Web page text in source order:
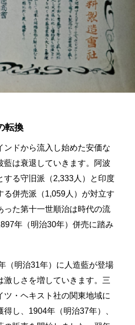
転換
ンドから流入し始めた安価な
藍は衰退していきます。阿波
する守旧派（2,333人）と印度
る併売派（1,059人）が対立す
った第十一世順治は時代の流
年（明治30年）併売に踏み
（明治31年）に人造藍が登場
激しさを増していきます。三
ツ・ヘキスト社の関東地域に
し、1904年（明治37年）、